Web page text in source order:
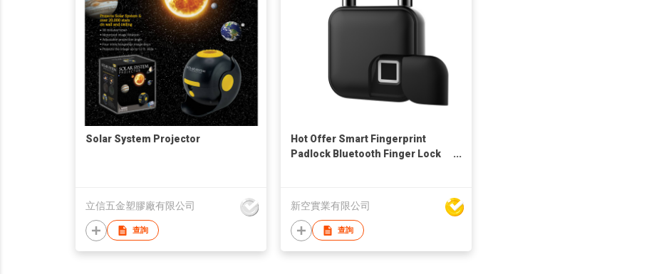
Solar System Projector
立信五金塑膠廠有限公司
查詢
Hot Offer Smart Fingerprint
Padlock Bluetooth Finger Lock
新空實業有限公司
查詢